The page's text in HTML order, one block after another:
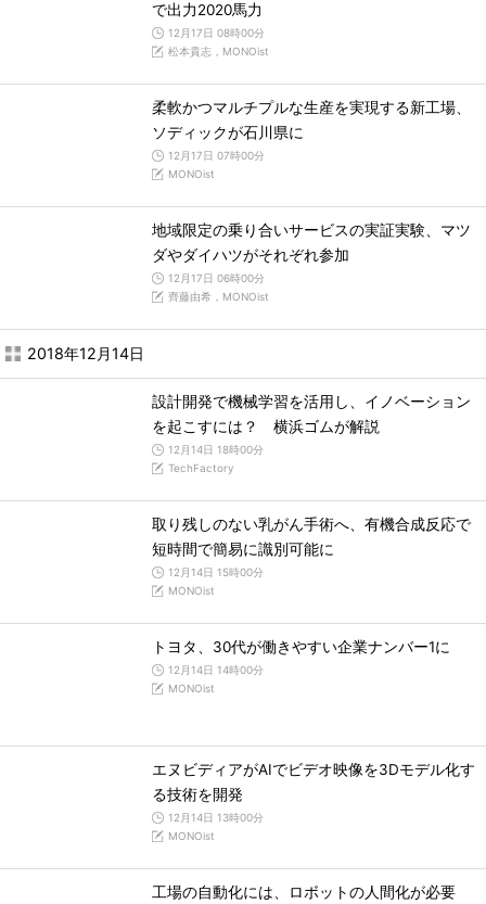
で出力2020馬力
12月17日 08時00分
松本貴志，MONOist
柔軟かつマルチプルな生産を実現する新工場、
ソディックが石川県に
12月17日 07時00分
MONOist
地域限定の乗り合いサービスの実証実験、マツ
ダやダイハツがそれぞれ参加
12月17日 06時00分
齊藤由希，MONOist
2018年12月14日
設計開発で機械学習を活用し、イノベーション
を起こすには？ 横浜ゴムが解説
12月14日 18時00分
TechFactory
取り残しのない乳がん手術へ、有機合成反応で
短時間で簡易に識別可能に
12月14日 15時00分
MONOist
トヨタ、30代が働きやすい企業ナンバー1に
12月14日 14時00分
MONOist
エヌビディアがAIでビデオ映像を3Dモデル化す
る技術を開発
12月14日 13時00分
MONOist
工場の自動化には、ロボットの人間化が必要